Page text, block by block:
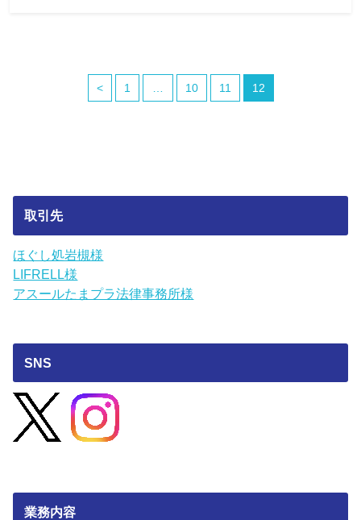
< 1 10 11 12
取引先
ほぐし処岩槻様
LIFRELL様
アスールたまプラ法律事務所様
SNS
業務内容